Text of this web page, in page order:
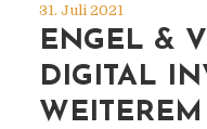
31. Juli 2021
ENGEL &
DIGITAL